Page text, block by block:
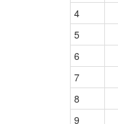
4
5
6
7
8
9